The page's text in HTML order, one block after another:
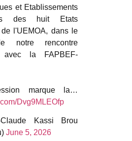
et Etablissements
des huit Etats
de l'UEMOA, dans le
notre rencontre
avec la FAPBEF-
marque la…
Dvg9MLEOfp
Kassi Brou
June 5, 2026